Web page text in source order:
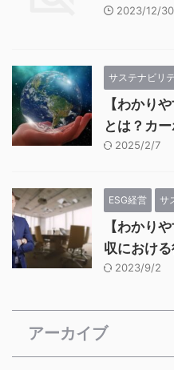
2023/12/30
サステナビリ
【わかり
とは？カ
2025/2/7
ESG経営 サ
【わかり
収におけ
2023/9/2
アーカイブ